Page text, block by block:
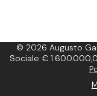
© 2026 Augusto
Sociale €